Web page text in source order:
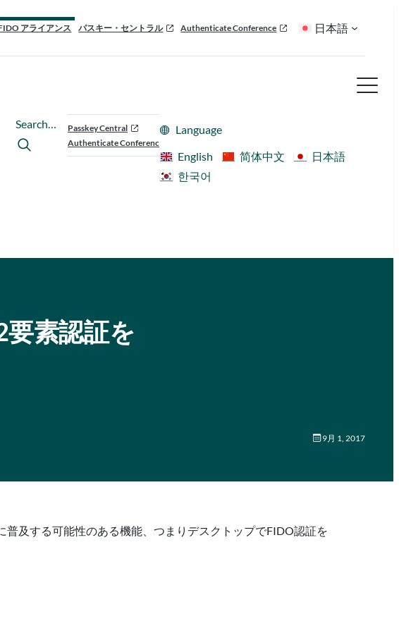
アライアンス パスキー・セントラル Authenticate Conference 日本語
Search…
Passkey Central
Authenticate Conference
Language
English
简体中文
日本語
한국어
素認証を
9月 1, 2017
及する可能性のある機能、つまりデスクトップでFIDO認証を